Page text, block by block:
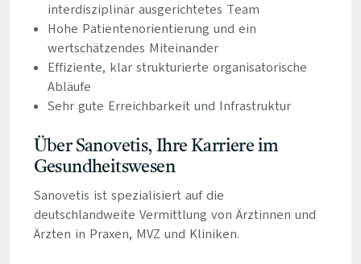
interdisziplinär ausgerichtetes Team
Hohe Patientenorientierung und ein
wertschätzendes Miteinander
Effiziente, klar strukturierte organisatorische
Abläufe
Sehr gute Erreichbarkeit und Infrastruktur
Über Sanovetis, Ihre Karriere im
Gesundheitswesen
Sanovetis ist spezialisiert auf die
deutschlandweite Vermittlung von Ärztinnen und
Ärzten in Praxen, MVZ und Kliniken.